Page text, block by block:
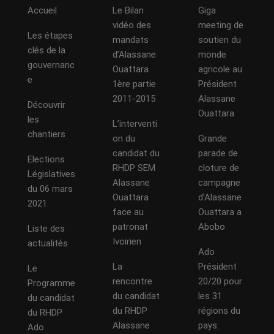
Accueil
Les étapes
clés de la
gouvernanc
e
Découvrir
les
chantiers
Elections
Législatives
du 06 mars
2021.
Liste des
actualités
Le
Programme
du candidat
du RHDP
Ado
Le Bilan
vidéo des
mandats
d’Alassane
Ouattara
1ère partie
2011-2015
L’interventi
on du
candidat du
RHDP SEM
Alassane
Ouattara
face au
patronat
Ivoirien
La
rencontre
du candidat
du RHDP
Alassane
Giga
meeting de
soutien du
monde
agricole au
Président
Alassane
Ouattara
Grande
parade de
cloture de
campagne
d’Alassane
Ouattara a
Abobo
Ado
Président
20/20 pour
les 31
régions du
pays.